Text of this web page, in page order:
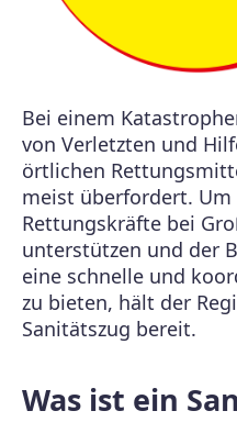
Bei einem
von Verletzten und
örtlichen
meist überfordert.
Rettungskräfte bei
unterstützen und der
eine schnelle und
zu bieten, hält der
Sanitätszug bereit.
Was ist ein